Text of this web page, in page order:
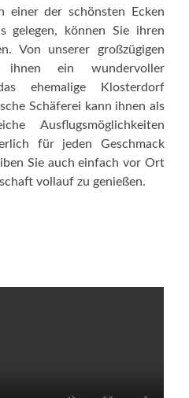
einer der schönsten Ecken
gelegen, können Sie ihren
Von unserer großzügigen
ein wundervoller
ehemalige Klosterdorf
Schäferei kann ihnen als
Ausflugsmöglichkeiten
für jeden Geschmack
Sie auch einfach vor Ort
vollauf zu genießen.